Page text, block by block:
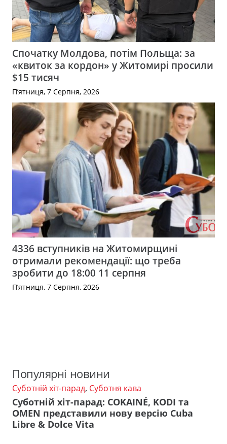
Спочатку Молдова, потім Польща: за
«квиток за кордон» у Житомирі просили
$15 тисяч
П’ятниця, 7 Серпня, 2026
4336 вступників на Житомирщині
отримали рекомендації: що треба
зробити до 18:00 11 серпня
П’ятниця, 7 Серпня, 2026
Популярні новини
Суботній хіт-парад, Суботня кава
Суботній хіт-парад: COKAINÉ, KODI та
OMEN представили нову версію Cuba
Libre & Dolce Vita